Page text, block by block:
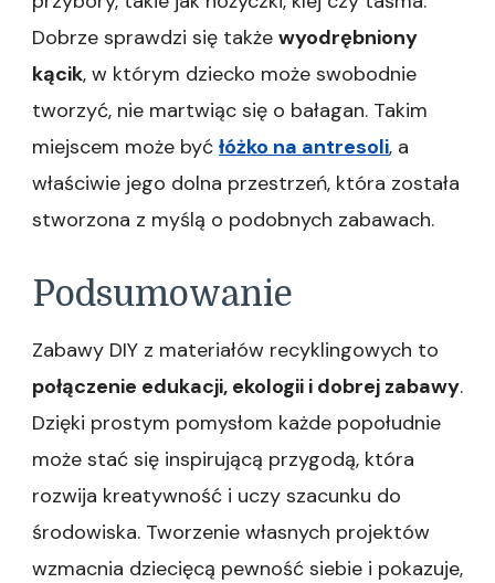
Dobrze sprawdzi się także wyodrębniony
kącik, w którym dziecko może swobodnie
tworzyć, nie martwiąc się o bałagan. Takim
miejscem może być łóżko na antresoli, a
właściwie jego dolna przestrzeń, która została
stworzona z myślą o podobnych zabawach.
Podsumowanie
Zabawy DIY z materiałów recyklingowych to
połączenie edukacji, ekologii i dobrej zabawy.
Dzięki prostym pomysłom każde popołudnie
może stać się inspirującą przygodą, która
rozwija kreatywność i uczy szacunku do
środowiska. Tworzenie własnych projektów
wzmacnia dziecięcą pewność siebie i pokazuje,